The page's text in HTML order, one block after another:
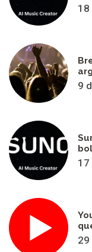
18
9
17
29